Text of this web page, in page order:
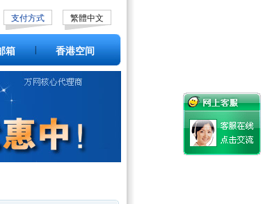
支付方式 繁體中文
箱 香港空间